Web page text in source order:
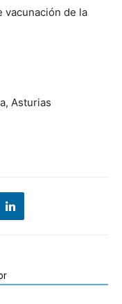
vacunación de la
Asturias